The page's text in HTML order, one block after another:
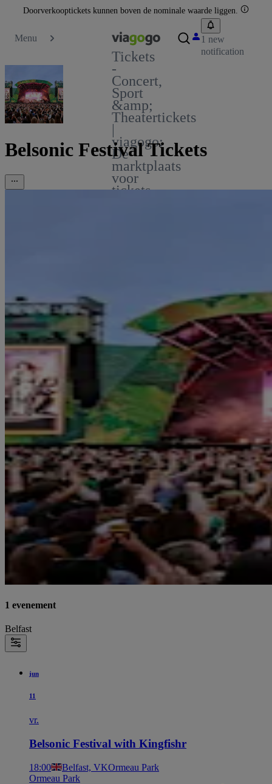
Doorverkooptickets kunnen boven de nominale waarde liggen.
Menu
Tickets
-
Concert,
Sport
&amp;
Theatertickets
|
viagogo:
De
marktplaats
voor
tickets
1 new
notification
Belsonic Festival Tickets
1 evenement
Belfast
jun
11
vr.
Belsonic Festival with Kingfishr
18:00 Belfast, VKOrmeau Park
Ormeau Park